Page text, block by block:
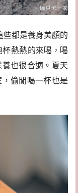
些都是養身美顏的
杯熱熱的來喝 ， 喝
也很合適。夏天
偷閒喝一杯也是